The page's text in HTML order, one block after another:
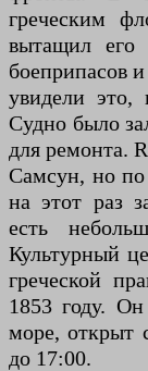
греческим
вытащил его
боеприпасов
увидели
Судно было
для ремонта.
Самсун, но по
на этот раз
есть
Культурный
греческой
1853 году.
море, открыт
до 17:00.